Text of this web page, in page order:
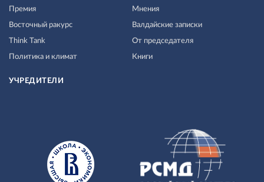
Премия
Восточный ракурс
Think Tank
Политика и климат
Мнения
Валдайские записки
От председателя
Книги
УЧРЕДИТЕЛИ